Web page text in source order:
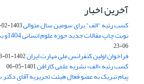
آخرین اخبار
کسب رتبه "الف" برای سومین سال متوالی1403-02-01
نوبت چاپ مقالات جدید حوزه علوم انسانی 1404و به بعد خواهد بود
06-23
فراخوان اولین کنفرانس ملی مهارت ایران1402-01-28
کسب رتبه «الف» نشریه علمی کارافن1401-05-06
پیام تبریک به عضو فعال هیئت تحریریه آقای